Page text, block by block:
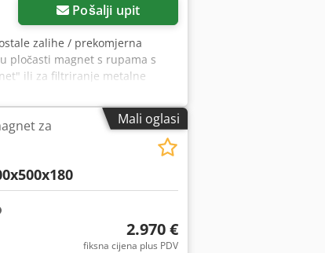
Pošalji upit
zalihe / prekomjerna
pločasti magnet s rupama s
ili za filtriranje metalne
Dimenzije magnetskog bloka:
dimenzije dostupne na
Mali oglasi
Zatražite više slika
za
2.970 €
fiksna cijena plus PDV